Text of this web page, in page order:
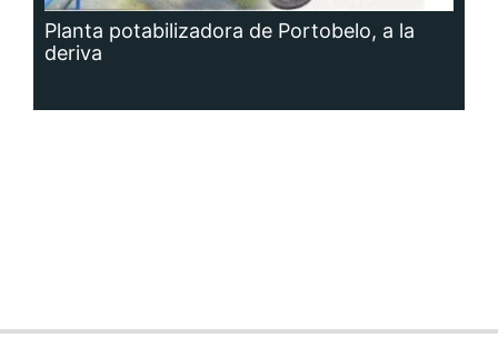
Planta potabilizadora de Portobelo, a la
deriva